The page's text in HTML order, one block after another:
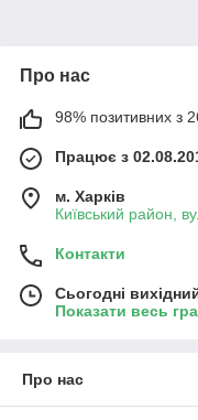
Про нас
98% позитивних з
Працює з
м. Харків
Київський район,
Контакти
Сьогодні
Показати весь
Про нас